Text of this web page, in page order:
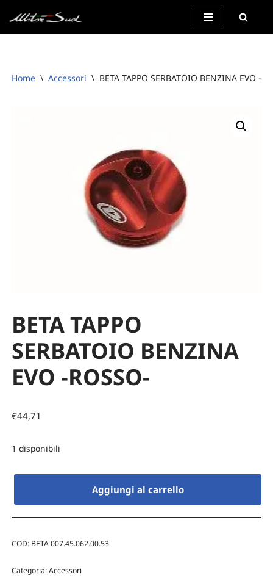
Vai
Home \ Accessori \ BETA TAPPO SERBATOIO BENZINA EVO -
BETA TAPPO
SERBATOIO BENZINA
EVO -ROSSO-
€44,71
1 disponibili
Aggiungi al carrello
COD: BETA 007.45.062.00.53
Categoria:Accessori